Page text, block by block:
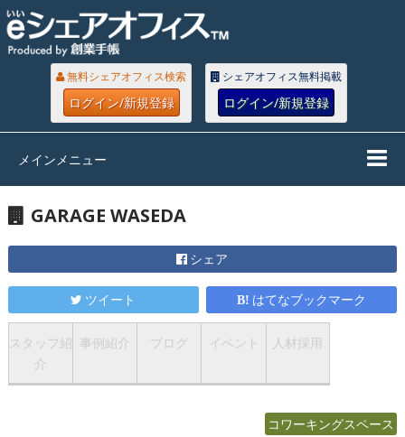
無料シェアオフィス検索
ログイン/新規登録
シェアオフィス無料掲載
ログイン/新規登録
メインメニュー
GARAGE WASEDA
シェア
ツイート はてなブックマーク
スタッフ紹
介
事例紹介 ブログ イベント 人材採用
コワーキングスペース